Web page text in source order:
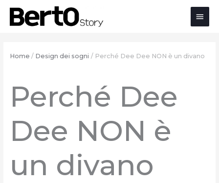
contenuto
navigazione
contenuto
Home Design dei sogni Perché Dee Dee NON è un divano
Perché Dee
Dee NON è
un divano